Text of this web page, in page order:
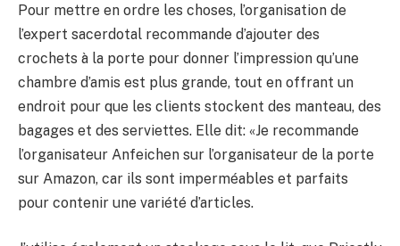
Pour mettre en ordre les choses, l’organisation de
l’expert sacerdotal recommande d’ajouter des
crochets à la porte pour donner l’impression qu’une
chambre d’amis est plus grande, tout en offrant un
endroit pour que les clients stockent des manteau, des
bagages et des serviettes. Elle dit: «Je recommande
l’organisateur Anfeichen sur l’organisateur de la porte
sur Amazon, car ils sont imperméables et parfaits
pour contenir une variété d’articles.